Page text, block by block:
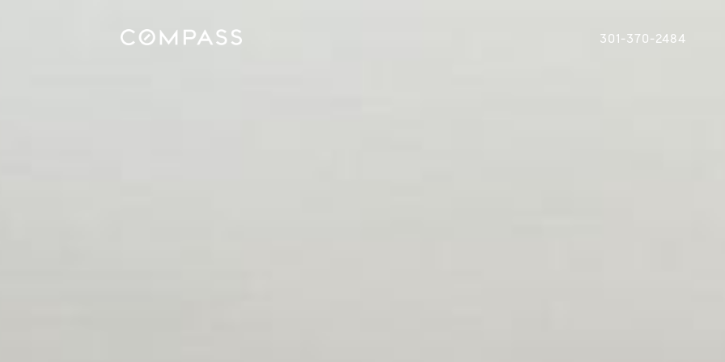
301-370-2484